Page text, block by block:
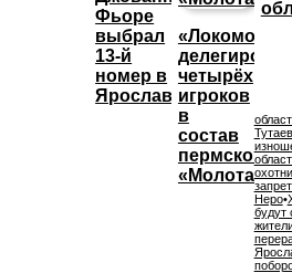
Фьоре
выбрал
13-й
номер в
Ярославле
«Локомотив»
делегировал
четырёх
игроков
в
состав
пермского
«Молота»
Неро•
будут